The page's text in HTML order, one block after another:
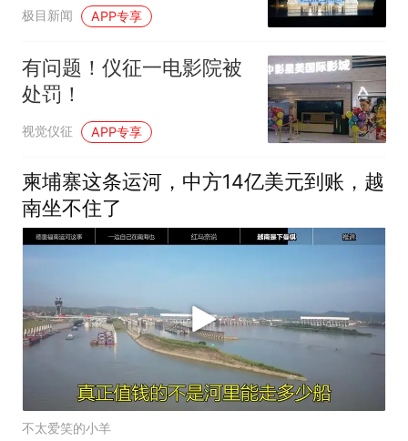
极目新闻 APP专享
有问题！仪征一电影院被
处罚！
视觉仪征 APP专享
柬埔寨这条运河，中方14亿美元到账，越
南坐不住了
不太爱笑的小羊